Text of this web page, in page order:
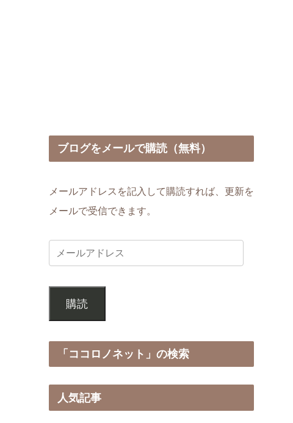
ブログをメールで購読（無料）
メールアドレスを記入して購読すれば、更新を
メールで受信できます。
購読
「ココロノネット」の検索
人気記事